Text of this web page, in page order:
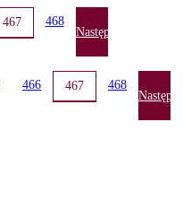
467 468
Następna
466 467 468
Następna